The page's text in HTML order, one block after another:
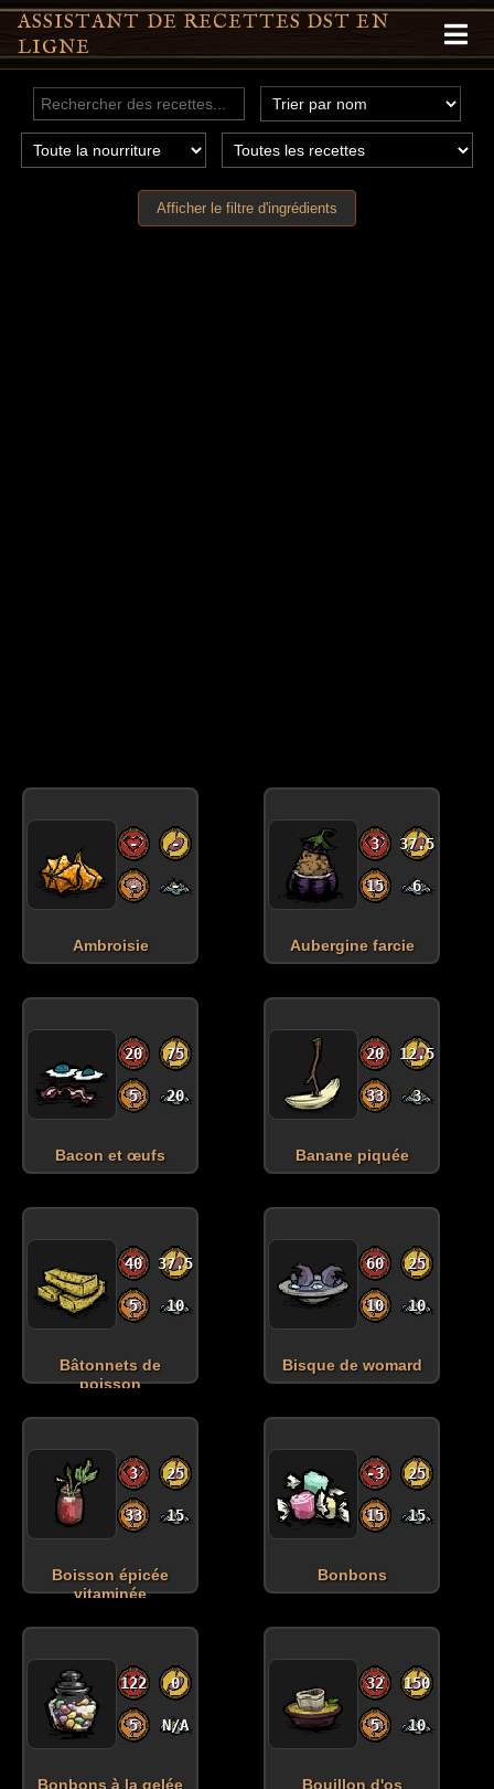
ASSISTANT DE RECETTES DST EN
LIGNE
Afficher le filtre d'ingrédients
- -
- -
Ambroisie
3 37.5
15 6
Aubergine farcie
20 75
5 20
Bacon et œufs
20 12.5
33 3
Banane piquée
40 37.5
5 10
Bâtonnets de
poisson
60 25
10 10
Bisque de womard
3 25
33 15
Boisson épicée
vitaminée
-3 25
15 15
Bonbons
122 0
5 N/A
Bonbons à la gelée
32 150
5 10
Bouillon d'os